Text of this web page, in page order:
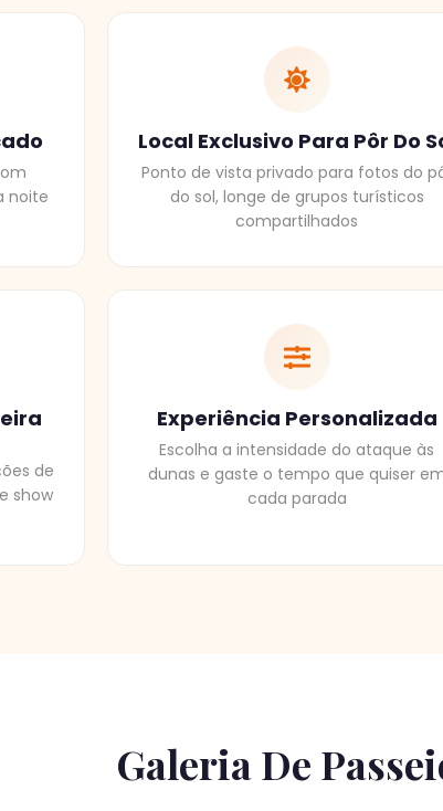
noite
Local Exclusivo Para Pôr Do
Ponto de vista privado para fotos do
do sol, longe de grupos turísticos
compartilhados
de
show
Experiência Personalizada
Escolha a intensidade do ataque às
dunas e gaste o tempo que quiser
cada parada
Galeria De